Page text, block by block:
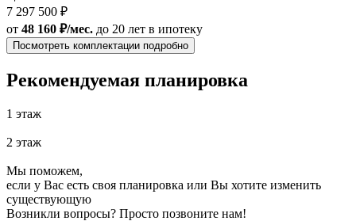
7 297 500 ₽
от 48 160 ₽/мес. до 20 лет в ипотеку
Посмотреть комплектации подробно
Рекомендуемая планировка
1 этаж
2 этаж
Мы поможем,
если у Вас есть своя планировка или Вы хотите изменить
существующую
Возникли вопросы? Просто позвоните нам!